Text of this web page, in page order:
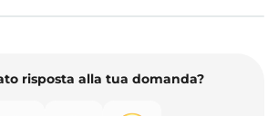
risposta alla tua domanda?